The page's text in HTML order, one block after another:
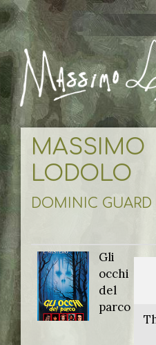
MASSIMO
LODOLO
DOMINIC GUARD
Gli
occhi
del
parco